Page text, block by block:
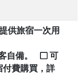
供旅宿一次用
自備。
可
付費購買，詳